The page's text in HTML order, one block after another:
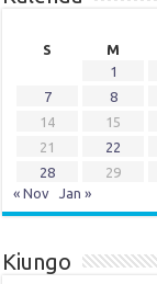
S
M
1
7
8
14
15
21
22
28
29
« Nov
Jan »
Kiungo